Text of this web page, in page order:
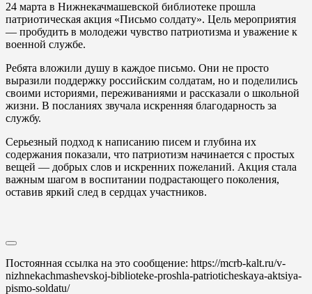
24 марта в Нижнекачмашевской библиотеке прошла
патриотическая акция «Письмо солдату». Цель мероприятия
— пробудить в молодежи чувство патриотизма и уважение к
военной службе.
Ребята вложили душу в каждое письмо. Они не просто
выразили поддержку российским солдатам, но и поделились
своими историями, переживаниями и рассказали о школьной
жизни. В посланиях звучала искренняя благодарность за
службу.
Серьезный подход к написанию писем и глубина их
содержания показали, что патриотизм начинается с простых
вещей — добрых слов и искренних пожеланий. Акция стала
важным шагом в воспитании подрастающего поколения,
оставив яркий след в сердцах участников.
Постоянная ссылка на это сообщение: https://mcrb-kalt.ru/v-
nizhnekachmashevskoj-biblioteke-proshla-patrioticheskaya-aktsiya-
pismo-soldatu/